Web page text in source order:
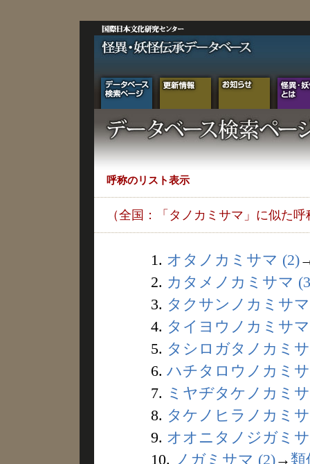
呼称のリスト表示
（全国：「タノカミサマ」に似た呼
1. オタノカミサマ (2)
2. カタメノカミサマ
3. タクサンノカミサ
4. タイヨウノカミサ
5. タシロガタノカミ
6. ハチタロウノカミ
7. ミヤヂタケノカミ
8. タケノヒラノカミ
9. オオニタノジガミ
10. ノガミサマ (2)→ 類